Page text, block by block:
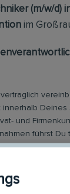
(m/w/d)
im
innerhalb
und
führst Du
Du
zur